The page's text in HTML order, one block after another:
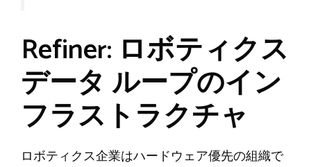
Refiner: ロボティクス
データ ループのイン
フラストラクチャ
ロボティクス企業はハードウェア優先の組織で